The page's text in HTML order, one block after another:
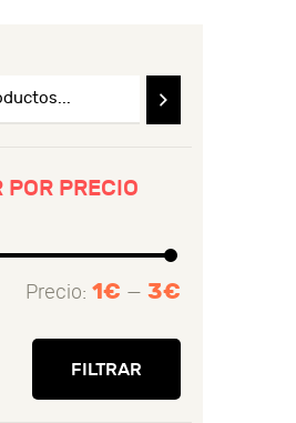
POR PRECIO
mínimo
máximo
FILTRAR
Precio:1€ —3€